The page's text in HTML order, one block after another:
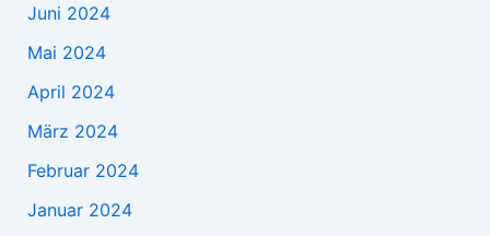
Juni 2024
Mai 2024
April 2024
März 2024
Februar 2024
Januar 2024